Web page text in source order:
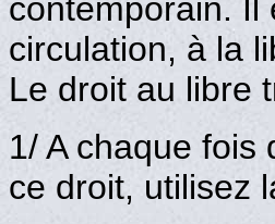
contemporain. Il
circulation, à la
Le droit au libre
1/ A chaque
ce droit, utilisez